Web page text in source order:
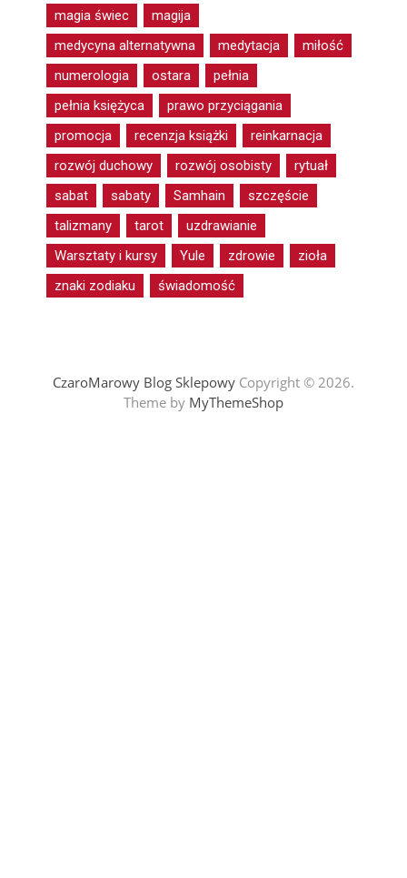
magia świec
magija
medycyna alternatywna
medytacja
miłość
numerologia
ostara
pełnia
pełnia księżyca
prawo przyciągania
promocja
recenzja książki
reinkarnacja
rozwój duchowy
rozwój osobisty
rytuał
sabat
sabaty Samhain
szczęście
talizmany
tarot
uzdrawianie
Warsztaty i kursy
Yule zdrowie
zioła
znaki zodiaku
świadomość
CzaroMarowy Blog SklepowyCopyright © 2026.
Theme by MyThemeShop